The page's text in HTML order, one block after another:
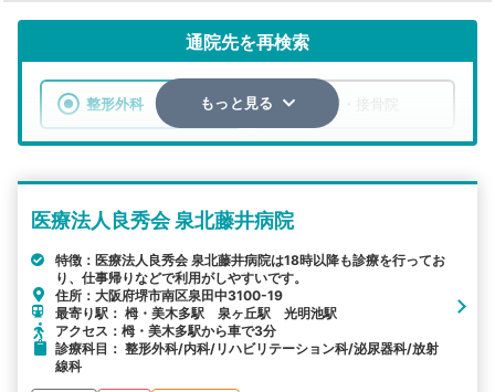
通院先を再検索
整形外科 整骨院・接骨院
検索する
詳細条件で絞り込む
その他の検索方法
もっと見る
医療法人良秀会 泉北藤井病院
特徴：医療法人良秀会 泉北藤井病院は18時以降も診療を行ってお
り、仕事帰りなどで利用がしやすいです。
住所：大阪府堺市南区泉田中3100-19
最寄り駅： 栂・美木多駅 泉ヶ丘駅 光明池駅
アクセス：栂・美木多駅から車で3分
診療科目： 整形外科/内科/リハビリテーション科/泌尿器科/放射
線科